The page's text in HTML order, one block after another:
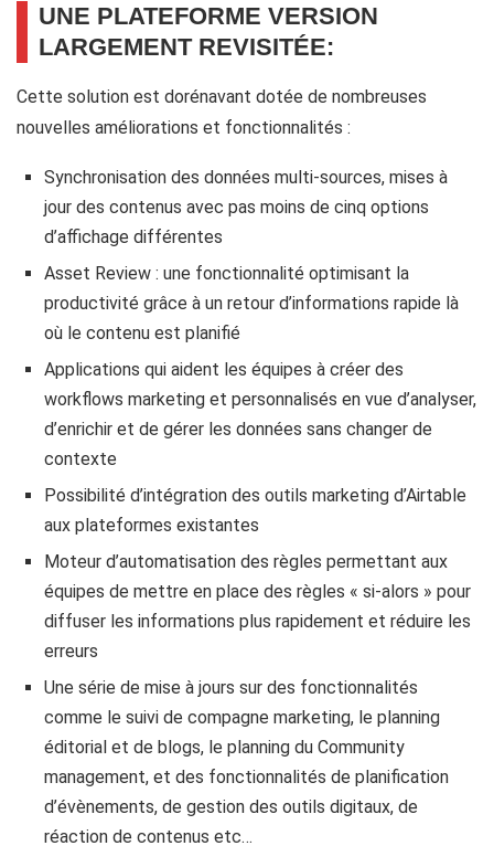
UNE PLATEFORME VERSION
LARGEMENT REVISITÉE:
Cette solution est dorénavant dotée de nombreuses
nouvelles améliorations et fonctionnalités :
Synchronisation des données multi-sources, mises à
jour des contenus avec pas moins de cinq options
d’affichage différentes
Asset Review : une fonctionnalité optimisant la
productivité grâce à un retour d’informations rapide là
où le contenu est planifié
Applications qui aident les équipes à créer des
workflows marketing et personnalisés en vue d’analyser,
d’enrichir et de gérer les données sans changer de
contexte
Possibilité d’intégration des outils marketing d’Airtable
aux plateformes existantes
Moteur d’automatisation des règles permettant aux
équipes de mettre en place des règles « si-alors » pour
diffuser les informations plus rapidement et réduire les
erreurs
Une série de mise à jours sur des fonctionnalités
comme le suivi de compagne marketing, le planning
éditorial et de blogs, le planning du Community
management, et des fonctionnalités de planification
d’évènements, de gestion des outils digitaux, de
réaction de contenus etc…